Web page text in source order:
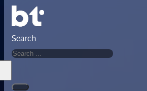
Search